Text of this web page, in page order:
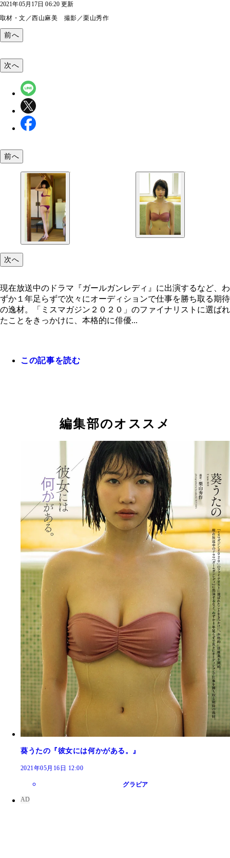
2021年05月17日 06:20 更新
取材・文／西山麻美 撮影／栗山秀作
前へ
【デジタル限定】葵うたの写真集『彼女には何か
次へ
前へ
次へ
現在放送中のドラマ『ガールガンレディ』に出演するなど、わ
ずか１年足らずで次々にオーディションで仕事を勝ち取る期待
の逸材。「ミスマガジン２０２０」のファイナリストに選ばれ
たことをきっかけに、本格的に俳優...
この記事を読む
編集部のオススメ
葵うたの『彼女には何かがある。』
2021年05月16日 12:00
グラビア